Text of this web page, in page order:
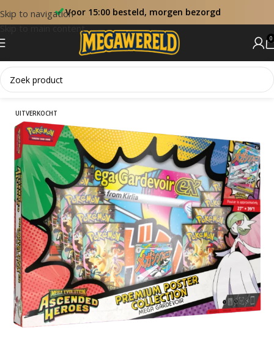
Skip to navigation
Skip to main content
Voor 15:00 besteld, morgen bezorgd
0
Home Sets Ascended Heroes
UITVERKOCHT